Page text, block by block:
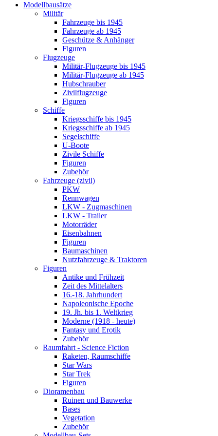
Modellbausätze
Militär
Fahrzeuge bis 1945
Fahrzeuge ab 1945
Geschütze & Anhänger
Figuren
Flugzeuge
Militär-Flugzeuge bis 1945
Militär-Flugzeuge ab 1945
Hubschrauber
Zivilflugzeuge
Figuren
Schiffe
Kriegsschiffe bis 1945
Kriegsschiffe ab 1945
Segelschiffe
U-Boote
Zivile Schiffe
Figuren
Zubehör
Fahrzeuge (zivil)
PKW
Rennwagen
LKW - Zugmaschinen
LKW - Trailer
Motorräder
Eisenbahnen
Figuren
Baumaschinen
Nutzfahrzeuge & Traktoren
Figuren
Antike und Frühzeit
Zeit des Mittelalters
16.-18. Jahrhundert
Napoleonische Epoche
19. Jh. bis 1. Weltkrieg
Moderne (1918 - heute)
Fantasy und Erotik
Zubehör
Raumfahrt - Science Fiction
Raketen, Raumschiffe
Star Wars
Star Trek
Figuren
Dioramenbau
Ruinen und Bauwerke
Bases
Vegetation
Zubehör